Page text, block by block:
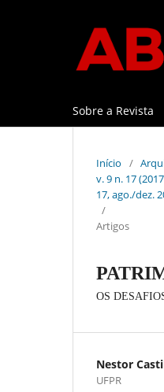
Sobre a Revista
Início /
v. 9 n. 17
17, ago./dez.
/
Artigos
OS
Nestor
UFPR